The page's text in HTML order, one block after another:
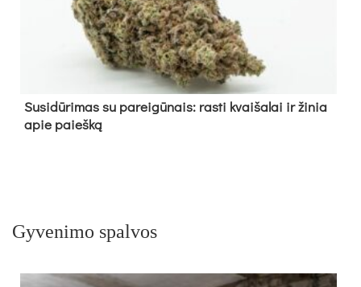
Su­si­dū­ri­mas su pa­rei­gū­nais: ras­ti kvai­ša­lai ir ži­nia
apie paieš­ką
Gyvenimo spalvos